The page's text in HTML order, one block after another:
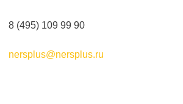
8 (495) 109 99 90
nersplus@nersplus.ru